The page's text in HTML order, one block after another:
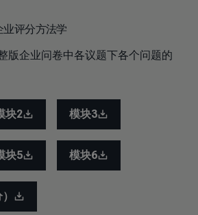
业评分方法学
版企业问卷中各议题下各个问题的
块2 模块3
块5 模块6